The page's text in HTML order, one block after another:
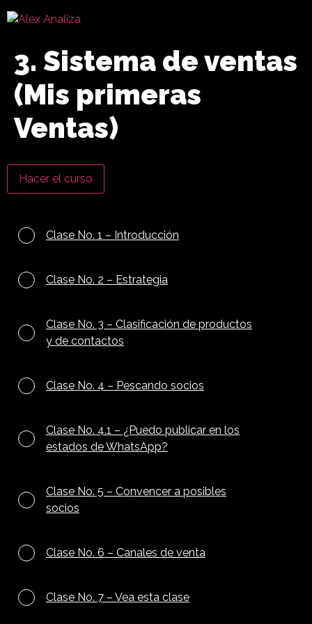
3. Sistema de ventas
(Mis primeras
Ventas)
Hacer el curso
Clase No. 1 – Introducción
Clase No. 2 – Estrategia
Clase No. 3 – Clasificación de productos
y de contactos
Clase No. 4 – Pescando socios
Clase No. 4.1 – ¿Puedo publicar en los
estados de WhatsApp?
Clase No. 5 – Convencer a posibles
socios
Clase No. 6 – Canales de venta
Clase No. 7 – Vea esta clase